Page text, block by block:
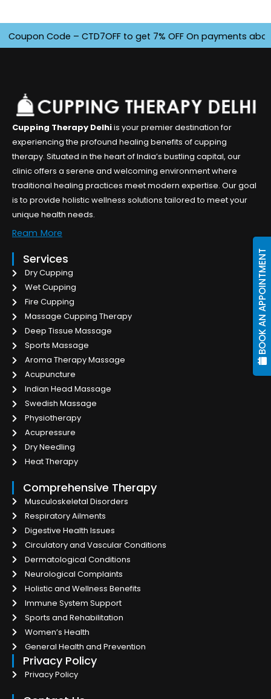
BOOK AN APPOINTMENT
Code – CTD7OFF to get 7% OFF On payments
Cupping Therapy Delhiis your premier destination for
experiencing the profound healing benefits of cupping
therapy. Situated in the heart of India’s bustling capital, our
clinic offers a serene and welcoming environment where
traditional healing practices meet modern expertise. Our goal
is to provide holistic wellness solutions tailored to meet your
unique health needs.
Ream More
Services
Dry Cupping
Wet Cupping
Fire Cupping
Massage Cupping Therapy
Deep Tissue Massage
Sports Massage
Aroma Therapy Massage
Acupuncture
Indian Head Massage
Swedish Massage
Physiotherapy
Acupressure
Dry Needling
Heat Therapy
Comprehensive Therapy
Musculoskeletal Disorders
Respiratory Ailments
Digestive Health Issues
Circulatory and Vascular Conditions
Dermatological Conditions
Neurological Complaints
Holistic and Wellness Benefits
Immune System Support
Sports and Rehabilitation
Women’s Health
General Health and Prevention
Privacy Policy
Privacy Policy